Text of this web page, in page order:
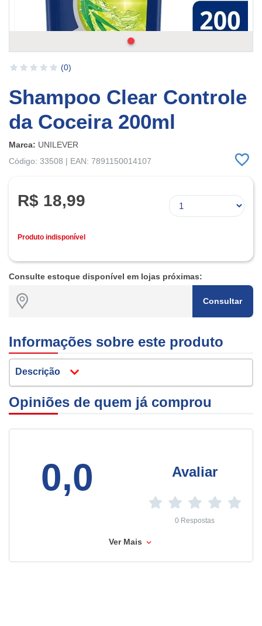
(0)
Shampoo Clear Controle
da Coceira 200ml
Marca: UNILEVER
Código: 33508 | EAN: 7891150014107
R$ 18,99
Produto indisponível
Consulte estoque disponível em lojas próximas:
Consultar
Informações sobre este produto
Descrição
Opiniões de quem já comprou
0,0 Avaliar
0 Respostas
Ver Mais